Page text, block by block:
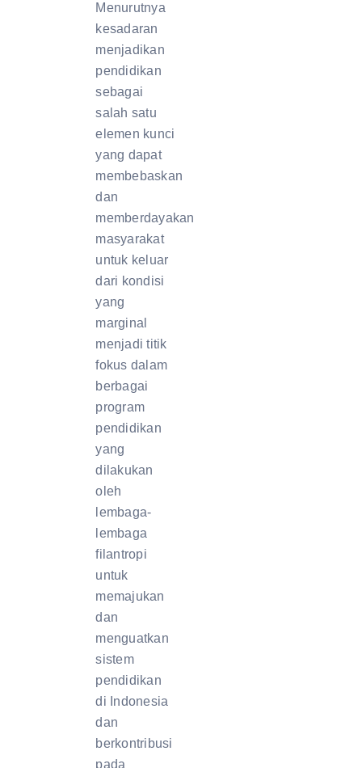
Menurutnya
kesadaran
menjadikan
pendidikan
sebagai
salah satu
elemen kunci
yang dapat
membebaskan
dan
memberdayakan
masyarakat
untuk keluar
dari kondisi
yang
marginal
menjadi titik
fokus dalam
berbagai
program
pendidikan
yang
dilakukan
oleh
lembaga-
lembaga
filantropi
untuk
memajukan
dan
menguatkan
sistem
pendidikan
di Indonesia
dan
berkontribusi
pada